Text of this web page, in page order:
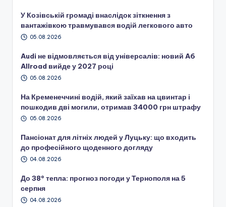
У Козівській громаді внаслідок зіткнення з
вантажівкою травмувався водій легкового авто
05.08.2026
Audi не відмовляється від універсалів: новий A6
Allroad вийде у 2027 році
05.08.2026
На Кременеччині водій, який заїхав на цвинтар і
пошкодив дві могили, отримав 34000 грн штрафу
05.08.2026
Пансіонат для літніх людей у Луцьку: що входить
до професійного щоденного догляду
04.08.2026
До 38° тепла: прогноз погоди у Тернополя на 5
серпня
04.08.2026